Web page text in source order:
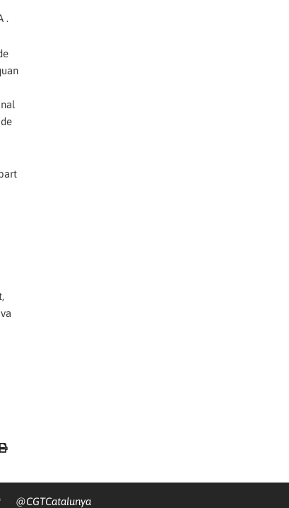
.
@CGTCatalunya